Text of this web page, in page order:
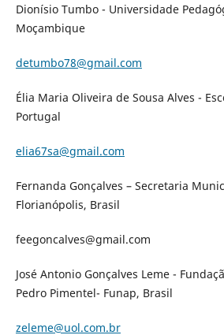
Dionísio Tumbo - Universidade
Moçambique
detumbo78@gmail.com
Élia Maria Oliveira de Sousa Alves -
Portugal
elia67sa@gmail.com
Fernanda Gonçalves – Secretaria
Florianópolis, Brasil
feegoncalves@gmail.com
José Antonio Gonçalves Leme -
Pedro Pimentel- Funap, Brasil
zeleme@uol.com.br